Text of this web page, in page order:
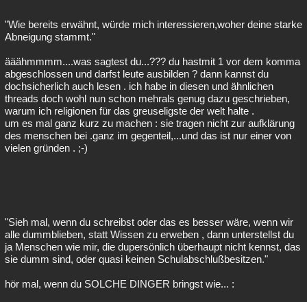
"Wie bereits erwähnt, würde mich interessieren,woher deine starke
Abneigung stammt."
ääähmmmm....was sagtest du...??? du hastmit 1 vor dem komma
abgeschlossen und darfst leute ausbilden ? dann kannst du
dochsicherlich auch lesen . ich habe in diesen und ähnlichen
threads doch wohl nun schon mehrals genug dazu geschrieben,
warum ich religionen für das greuseligste der welt halte .
um es mal ganz kurz zu machen : sie tragen nicht zur aufklärung
des menschen bei .ganz im gegenteil,...und das ist nur einer von
vielen gründen . ;-)
"Sieh mal, wenn du schreibst oder das es besser wäre, wenn wir
alle dummblieben, statt Wissen zu erweben , dann unterstellst du
ja Menschen wie mir, die dupersönlich überhaupt nicht kennst, das
sie dumm sind, oder quasi keinen Schulabschlußbesitzen."
hör mal, wenn du SOLCHE DINGER bringst wie... :